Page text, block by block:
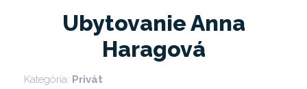
Ubytovanie Anna
Haragová
Kategória: Privát